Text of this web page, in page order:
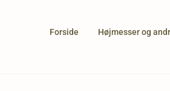
Forside Højmesser og